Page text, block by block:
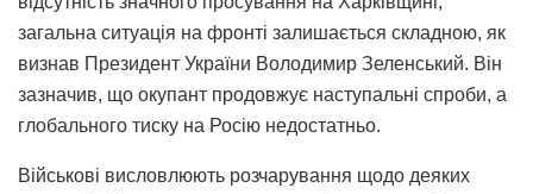
загальна ситуація на фронті залишається складною, як
визнав Президент України Володимир Зеленський. Він
зазначив, що окупант продовжує наступальні спроби, а
глобального тиску на Росію недостатньо.
Військові висловлюють розчарування щодо деяких